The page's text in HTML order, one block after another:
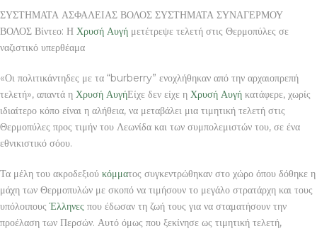
ΣΥΣΤΗΜΑΤΑ ΑΣΦΑΛΕΙΑΣ ΒΟΛΟΣ ΣΥΣΤΗΜΑΤΑ ΣΥΝΑΓΕΡΜΟΥ
ΒΟΛΟΣ Βίντεο: Η Χρυσή Αυγή μετέτρεψε τελετή στις Θερμοπύλες σε
ναζιστικό υπερθέαμα
«Οι πολιτικάντηδες με τα “burberry” ενοχλήθηκαν από την αρχαιοπρεπή
τελετή», απαντά η Χρυσή ΑυγήΕίχε δεν είχε η Χρυσή Αυγή κατάφερε, χωρίς
ιδιαίτερο κόπο είναι η αλήθεια, να μεταβάλει μια τιμητική τελετή στις
Θερμοπύλες προς τιμήν του Λεωνίδα και των συμπολεμιστών του, σε ένα
εθνικιστικό σόου.
Τα μέλη του ακροδεξιού κόμματος συγκεντρώθηκαν στο χώρο όπου δόθηκε η
μάχη των Θερμοπυλών με σκοπό να τιμήσουν το μεγάλο στρατάρχη και τους
υπόλοιπουςΈλληνες που έδωσαν τη ζωή τους για να σταματήσουν την
προέλαση των Περσών. Αυτό όμως που ξεκίνησε ως τιμητική τελετή,